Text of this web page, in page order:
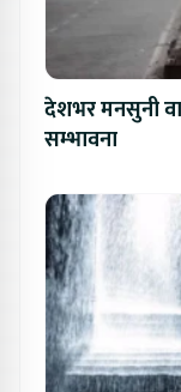
देशभर मनसुनी
सम्भावना